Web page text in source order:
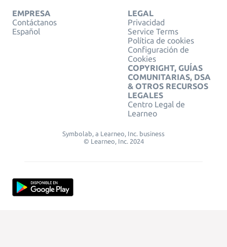
EMPRESA
Contáctanos
Español
LEGAL
Privacidad
Service Terms
Política de cookies
Configuración de
Cookies
COPYRIGHT, GUÍAS
COMUNITARIAS, DSA
& OTROS RECURSOS
LEGALES
Centro Legal de
Learneo
Symbolab, a Learneo, Inc. business
© Learneo, Inc. 2024